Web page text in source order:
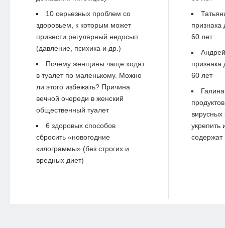
10 серьезных проблем со
здоровьем, к которым может
привести регулярный недосып
(давление, психика и др.)
Почему женщины чаще ходят
в туалет по маленькому. Можно
ли этого избежать? Причина
вечной очереди в женский
общественный туалет
6 здоровых способов
сбросить «новогодние
килограммы» (без строгих и
вредных диет)
60 лет
Андрей
60 лет
Галина
вирусных
укрепить
содержат